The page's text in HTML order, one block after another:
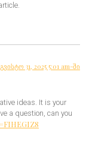
31, 2025 5:01 am-ში
ideas. It is your
a question, can you